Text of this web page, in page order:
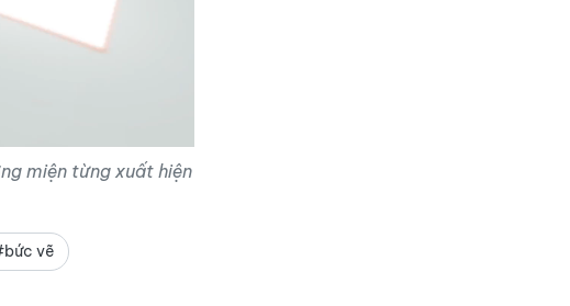
miện từng xuất hiện
vẽ